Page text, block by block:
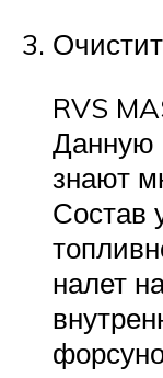
RVS
Данную
знают
Состав
налет